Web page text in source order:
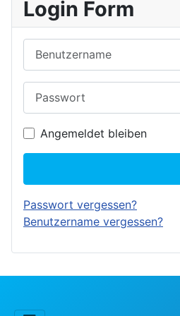
Login Form
Angemeldet bleiben
Passwort vergessen?
Benutzername vergessen?